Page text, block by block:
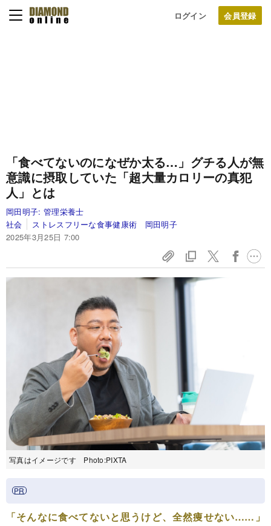
ログイン
「食べてないのになぜか太る…」グチる人が無
意識に摂取していた「超大量カロリーの真犯
人」とは
岡田明子: 管理栄養士
社会
ストレスフリーな食事健康術 岡田明子
2025年3月25日 7:00
写真はイメージです Photo:PIXTA
「そんなに食べてないと思うけど、全然痩せない……」